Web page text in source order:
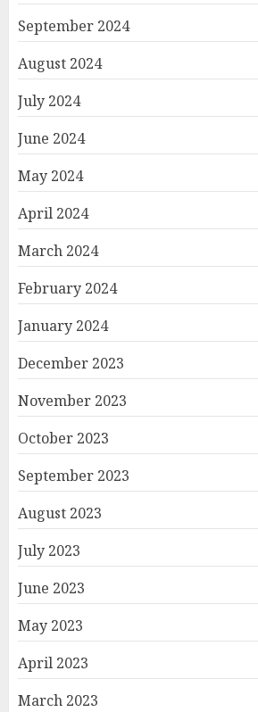
September 2024
August 2024
July 2024
June 2024
May 2024
April 2024
March 2024
February 2024
January 2024
December 2023
November 2023
October 2023
September 2023
August 2023
July 2023
June 2023
May 2023
April 2023
March 2023